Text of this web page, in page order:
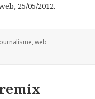
25/05/2012.
,web